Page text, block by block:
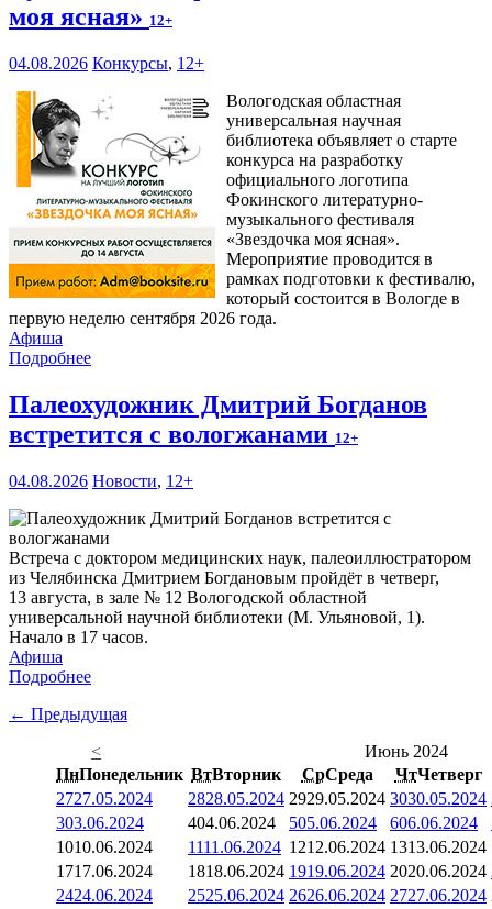
моя ясная» 12+
04.08.2026 Конкурсы, 12+
Вологодская областная
универсальная научная
библиотека объявляет о старте
конкурса на разработку
официального логотипа
Фокинского литературно-
музыкального фестиваля
«Звездочка моя ясная».
Мероприятие проводится в
рамках подготовки к фестивалю,
который состоится в Вологде в
первую неделю сентября 2026 года.
Афиша
Подробнее
Палеохудожник Дмитрий Богданов
встретится с вологжанами 12+
04.08.2026 Новости, 12+
Встреча с доктором медицинских наук, палеоиллюстратором
из Челябинска Дмитрием Богдановым пройдёт в четверг,
13 августа, в зале № 12 Вологодской областной
универсальной научной библиотеки (М. Ульяновой, 1).
Начало в 17 часов.
Афиша
Подробнее
← Предыдущая
<
Июнь 2024
ПнПонедельник ВтВторник СрСреда ЧтЧетверг
2727.05.2024 2828.05.2024 2929.05.2024 3030.05.2024
303.06.2024 404.06.2024 505.06.2024 606.06.2024
1010.06.2024 1111.06.2024 1212.06.2024 1313.06.2024
1717.06.2024 1818.06.2024 1919.06.2024 2020.06.2024
2424.06.2024 2525.06.2024 2626.06.2024 2727.06.2024